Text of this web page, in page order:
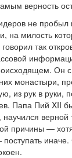
верность
не пробыл
на милость
так
Он
монастыри,
из рук в руки,
Папа Пий XII
верной
причины —
иначе.